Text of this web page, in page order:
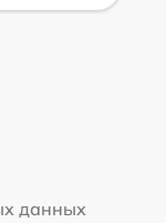
данных